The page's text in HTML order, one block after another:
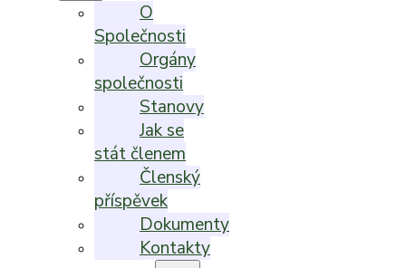
O
Společnosti
Orgány
společnosti
Stanovy
Jak se
stát členem
Členský
příspěvek
Dokumenty
Kontakty